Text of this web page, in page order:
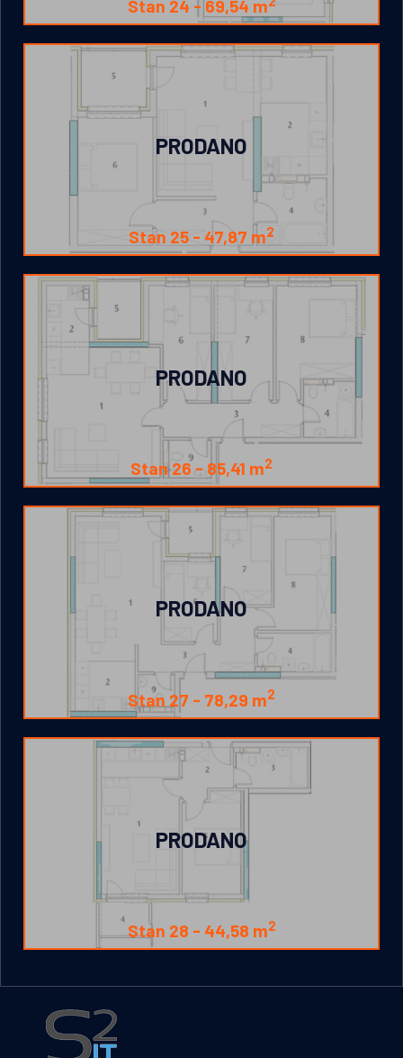
Stan 24 - 69,54 m
Stan 25 - 47,87 m2
PRODANO
Stan 26 - 85,41 m2
PRODANO
Stan 27 - 78,29 m2
PRODANO
Stan 28 - 44,58 m2
PRODANO